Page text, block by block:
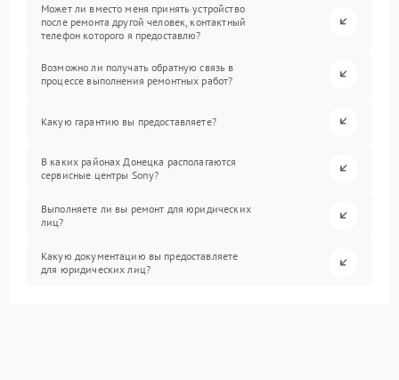
Может ли вместо меня принять устройство
после ремонта другой человек, контактный
телефон которого я предоставлю?
Возможно ли получать обратную связь в
процессе выполнения ремонтных работ?
Какую гарантию вы предоставляете?
В каких районах Донецка располагаются
сервисные центры Sony?
Выполняете ли вы ремонт для юридических
лиц?
Какую документацию вы предоставляете
для юридических лиц?